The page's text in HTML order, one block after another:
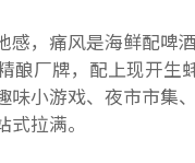
感，痛风是海鲜配啤酒
酿厂牌，配上现开生
味小游戏、夜市市集
拉满。